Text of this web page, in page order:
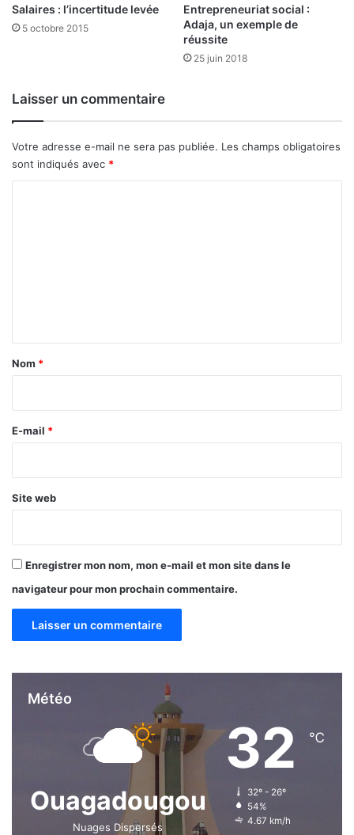
f
r
r
t
u
r
s
Salaires : l’incertitude levée
5 octobre 2015
Entrepreneuriat social :
Adaja, un exemple de
réussite
25 juin 2018
Laisser un commentaire
Votre adresse e-mail ne sera pas publiée. Les champs obligatoires
sont indiqués avec *
a
e
Nom *
E-mail *
Site web
Enregistrer mon nom, mon e-mail et mon site dans le
navigateur pour mon prochain commentaire.
Météo
Ouagadougou
Nuages Dispersés
32 ℃
32º - 26º
54%
4.67 km/h